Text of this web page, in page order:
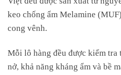
keo chống ẩm Melamine
cong vênh.
Mỗi lô hàng đều được kiểm tra
nở, khả năng kháng ẩm và bề